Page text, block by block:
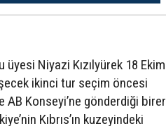
Niyazi Kızılyürek 18 Ekim
ikinci tur seçim öncesi
AB Konseyi’ne gönderdiği birer
Kıbrıs’ın kuzeyindeki